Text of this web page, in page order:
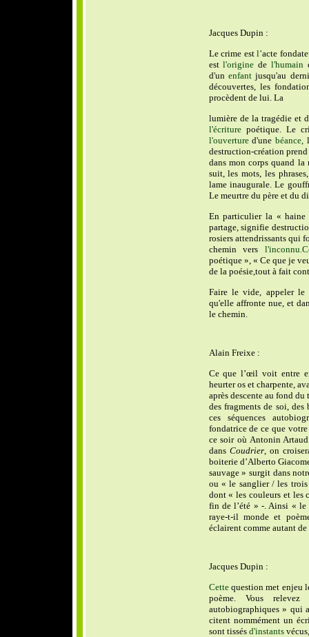
Jacques Dupin :
Le crime est l’acte
estl'origine del'humain
d'un enfantjusqu'au
découvertes, les
procèdent de lui. La
lumière de la tragédie et
l'écriturepoétique. Le
l'ouvertured'une béance,
destruction-création
dans mon corps quand la
suit, les mots, les
lame inaugurale. Le
Le meurtre du père et du
En particulier la «
partage, signifie
rosiers attendrissants qui
chemin vers
poétique », « Ce que je
de la poésie,tout à fait
Faire le vide, appeler
qu'elle affronte nue, et
le chemin.
Alain Freixe :
Ce que l’œil voit entre
heurter os et charpente,
après descente au fond
des fragments de soi, des
ces séquences
fondatrice de ce que
ce soir où Antonin
dans Coudrier, on
boiterie d’Alberto
sauvage » surgit dans
ou « le sanglier / les trois
dont « les couleurs et les
fin de l’été » -. Ainsi « le
raye-t-il monde et
éclairent comme autant
Jacques Dupin :
Cettequestion met enjeu
poème. Vous
autobiographiques » qui
citent nommément un
sont tissés d'instants